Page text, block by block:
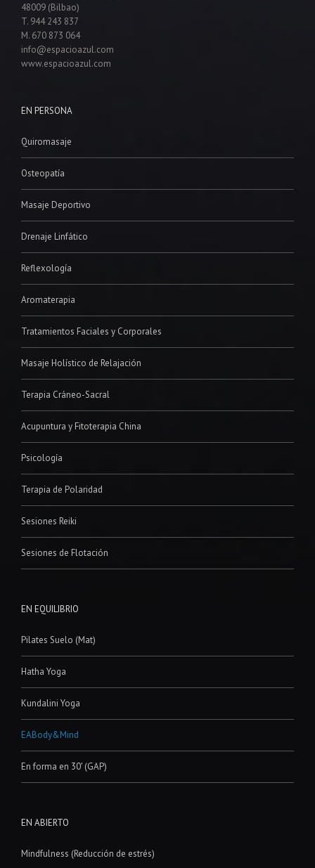
48009 (Bilbao)
T. 944 243 837
M. 670 873 064
info@espacioazul.com
www.espacioazul.com
EN PERSONA
Quiromasaje
Osteopatía
Masaje Deportivo
Drenaje Linfático
Reflexología
Aromaterapia
Tratamientos Faciales y Corporales
Masaje Holístico de Relajación
Terapia Cráneo-Sacral
Acupuntura y Fitoterapia China
Psicología
Terapia de Polaridad
Sesiones Reiki
Sesiones de Flotación
EN EQUILIBRIO
Pilates Suelo (Mat)
Hatha Yoga
Kundalini Yoga
EABody&Mind
En forma en 30′ (GAP)
EN ABIERTO
Mindfulness (Reducción de estrés)